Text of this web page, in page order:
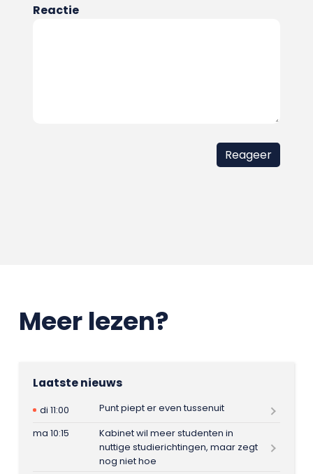
Reactie
Meer lezen?
Laatste nieuws
di 11:00
Punt piept er even tussenuit
ma 10:15
Kabinet wil meer studenten in
nuttige studierichtingen, maar zegt
nog niet hoe